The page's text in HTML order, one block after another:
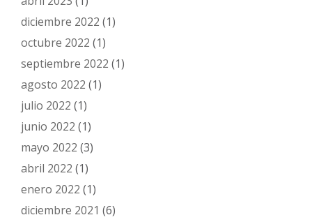
diciembre 2022 (1)
octubre 2022 (1)
septiembre 2022 (1)
agosto 2022 (1)
julio 2022 (1)
junio 2022 (1)
mayo 2022 (3)
abril 2022 (1)
enero 2022 (1)
diciembre 2021 (6)